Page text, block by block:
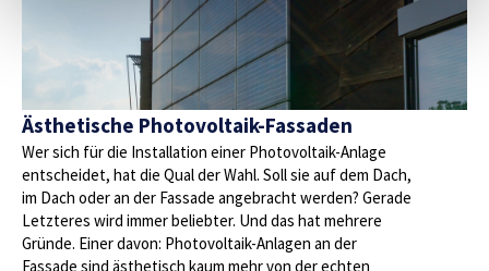
Ästhetische Photovoltaik-Fassaden
Wer sich für die Installation einer Photovoltaik-Anlage
entscheidet, hat die Qual der Wahl. Soll sie auf dem Dach,
im Dach oder an der Fassade angebracht werden? Gerade
Letzteres wird immer beliebter. Und das hat mehrere
Gründe. Einer davon: Photovoltaik-Anlagen an der
Fassade sind ästhetisch kaum mehr von der echten